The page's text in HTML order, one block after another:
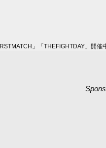
」「THEFIGHTDAY」開催